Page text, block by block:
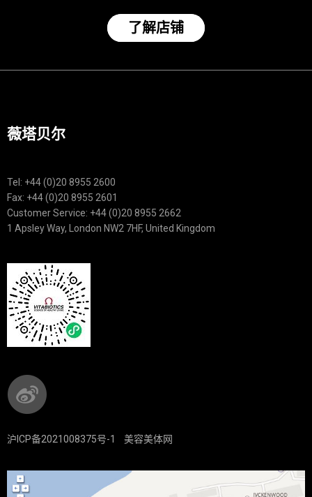
了解店铺
薇塔贝尔
Tel: +44 (0)20 8955 2600
Fax: +44 (0)20 8955 2601
Customer Service: +44 (0)20 8955 2662
1 Apsley Way, London NW2 7HF, United Kingdom
沪ICP备2021008375号-1 美容美体网